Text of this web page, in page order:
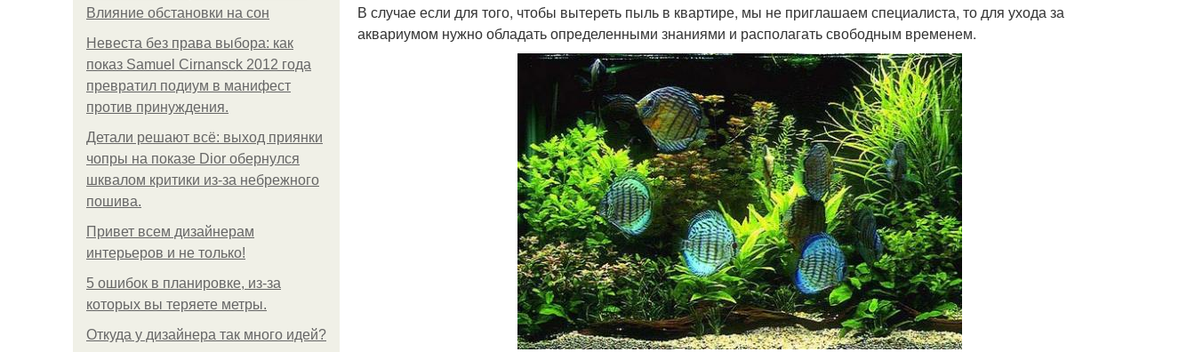
Влияние обстановки на сон
Невеста без права выбора: как
показ Samuel Cirnansck 2012 года
превратил подиум в манифест
против принуждения.
Детали решают всё: выход приянки
чопры на показе Dior обернулся
шквалом критики из-за небрежного
пошива.
Привет всем дизайнерам
интерьеров и не только!
5 ошибок в планировке, из-за
которых вы теряете метры.
Откуда у дизайнера так много идей?
В случае если для того, чтобы вытереть пыль в квартире, мы не приглашаем специалиста, то для ухода за
аквариумом нужно обладать определенными знаниями и располагать свободным временем.